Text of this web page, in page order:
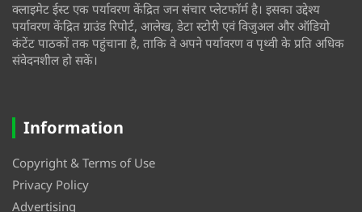
क्लाइमेट ईस्ट एक पर्यावरण केंद्रित जन संचार प्लेटफॉर्म है। इसका उद्देश्य
पर्यावरण केंद्रित ग्राउंड रिपोर्ट, आलेख, डेटा स्टोरी एवं विजुअल और ऑडियो
कंटेंट पाठकों तक पहुंचाना है, ताकि वे अपने पर्यावरण व पृथ्वी के प्रति अधिक
संवेदनशील हो सकें।
Information
Copyright & Terms of Use
Privacy Policy
Advertising